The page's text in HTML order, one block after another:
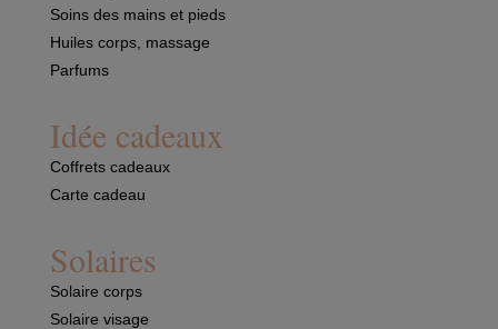
Soins des mains et pieds
Huiles corps, massage
Parfums
Idée cadeaux
Coffrets cadeaux
Carte cadeau
Solaires
Solaire corps
Solaire visage